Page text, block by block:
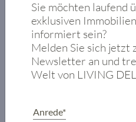
Entrée
Master-Bereich
mit Badezimmer
en suite,
Ankleide und
2 Schlafzimmer
Sie möchten laufend
exklusiven
informiert sein?
Melden Sie sich jetzt
Newsletter an und
Welt von LIVING